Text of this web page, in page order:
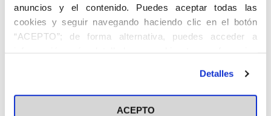
anuncios y el contenido. Puedes aceptar todas las
cookies y seguir navegando haciendo clic en el botón
“ACEPTO”; de forma alternativa, puedes acceder a
información más detallada y cambiar tus preferencias
en el botón "Personalizar". Para más información puedes
visitar nuestra Política de Cookies
Detalles
ACEPTO